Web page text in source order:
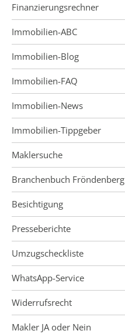
Finanzierungsrechner
Immobilien-ABC
Immobilien-Blog
Immobilien-FAQ
Immobilien-News
Immobilien-Tippgeber
Maklersuche
Branchenbuch Fröndenberg
Besichtigung
Presseberichte
Umzugscheckliste
WhatsApp-Service
Widerrufsrecht
Makler JA oder Nein